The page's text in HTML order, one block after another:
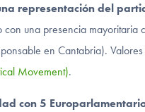
representación del
una presencia mayoritaria
en Cantabria).
Movement).
con 5